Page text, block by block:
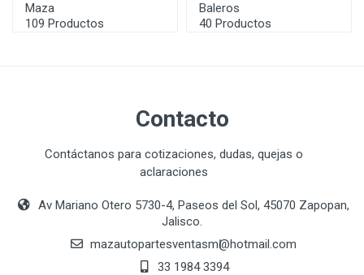
Maza
109 Productos
Baleros
40 Productos
Contacto
Contáctanos para cotizaciones, dudas, quejas o
aclaraciones
Av Mariano Otero 5730-4, Paseos del Sol, 45070 Zapopan,
Jalisco.
mazautopartesventasmӏ@hotmail.com
33 1984 3394